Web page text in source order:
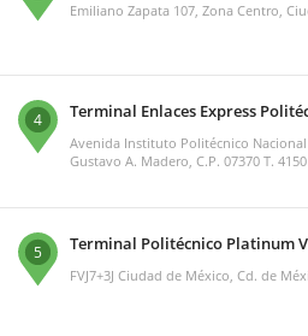
Emiliano Zapata 107, Zona Centro,
4 Terminal Enlaces Express
Avenida Instituto Politécnico
Gustavo A. Madero, C.P. 07370 T.
5 Terminal Politécnico Platinum
FVJ7+3J Ciudad de México, Cd. de